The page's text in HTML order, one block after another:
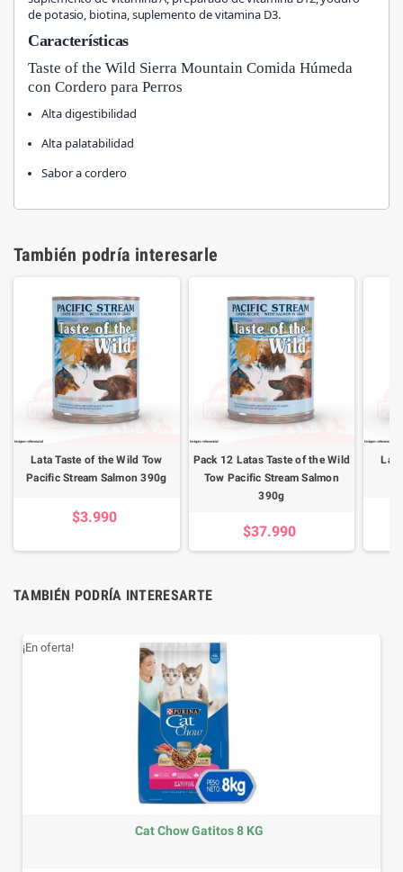
de potasio, biotina, suplemento de vitamina D3.
Características
Taste of the Wild Sierra Mountain Comida Húmeda
con Cordero para Perros
Alta digestibilidad
Alta palatabilidad
Sabor a cordero
También podría interesarle
Lata Taste of the Wild Tow
Pacific Stream Salmon 390g
$3.990
Pack 12 Latas Taste of the Wild
Tow Pacific Stream Salmon
390g
$37.990
TAMBIÉN PODRÍA INTERESARTE
Cat Chow Gatitos 8 KG
¡En oferta!